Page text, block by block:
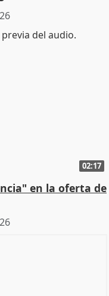
02:17
en la oferta de